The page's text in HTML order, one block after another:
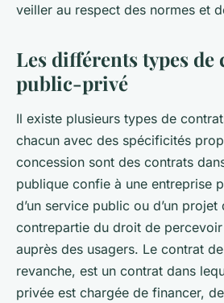
veiller au respect des normes et
Les différents types de
public-privé
Il existe plusieurs types de
chacun avec des spécificités
concession sont des contrats
publique confie à une entreprise
d’un service public ou d’un projet
contrepartie du droit de
auprès des usagers. Le contrat
revanche, est un contrat dans
privée est chargée de financer,